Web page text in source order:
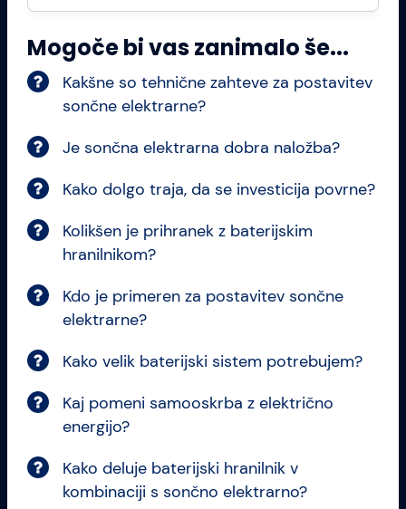
Mogoče bi vas zanimalo še...
Kakšne so tehnične zahteve za postavitev
sončne elektrarne?
Je sončna elektrarna dobra naložba?
Kako dolgo traja, da se investicija povrne?
Kolikšen je prihranek z baterijskim
hranilnikom?
Kdo je primeren za postavitev sončne
elektrarne?
Kako velik baterijski sistem potrebujem?
Kaj pomeni samooskrba z električno
energijo?
Kako deluje baterijski hranilnik v
kombinaciji s sončno elektrarno?